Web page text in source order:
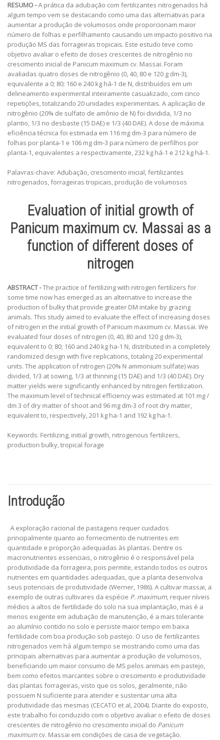
RESUMO -A prática da adubação com fertilizantes nitrogenados há
algum tempo vem se destacando como uma das alternativas para
aumentar a produção de volumosos onde proporcionam maior
número de folhas e perfilhamento causando um impacto positivo na
produção MS das forrageiras tropicais. Este estudo teve como
objetivo avaliar o efeito de doses crescentes de nitrogênio no
crescimento inicial de Panicum maximum cv. Massai. Foram
avaliadas quatro doses de nitrogênio (0, 40, 80 e 120 g dm-3),
equivalente a 0; 80; 160 e 240 kg há-1 de N, distribuídos em um
delineamento experimental inteiramente casualizado, com cinco
repetições, totalizando 20 unidades experimentais. A aplicação de
nitrogênio (20% de sulfato de amônio de N) foi dividida, 1/3 no
plantio, 1/3 no desbaste (15 DAE) e 1/3 (40 DAE). A dose de máxima
eficiência técnica foi estimada em 116 mg dm-3 para número de
folhas por planta-1 e 106 mg dm-3 para número de perfilhos por
planta-1, equivalentes a respectivamente, 232 kg há-1 e 212 kg há-1.
Palavras-chave: Adubação, crescimento inicial, fertilizantes
nitrogenados, forrageiras tropicais, produção de volumosos
Evaluation of initial growth of
Panicum maximum cv. Massai as a
function of different doses of
nitrogen
ABSTRACT -The practice of fertilizing with nitrogen fertilizers for
some time now has emerged as an alternative to increase the
production of bulky that provide greater DM intake by grazing
animals. This study aimed to evaluate the effect of increasing doses
of nitrogen in the initial growth of Panicum maximum cv. Massai. We
evaluated four doses of nitrogen (0, 40, 80 and 120 g dm-3),
equivalent to 0; 80; 160 and 240 kg ha-1 N, distributed in a completely
randomized design with five replications, totaling 20 experimental
units. The application of nitrogen (20% N ammonium sulfate) was
divided, 1/3 at sowing, 1/3 at thinning (15 DAE) and 1/3 (40 DAE). Dry
matter yields were significantly enhanced by nitrogen fertilization.
The maximum level of technical efficiency was estimated at 101 mg /
dm 3 of dry matter of shoot and 96 mg dm-3 of root dry matter,
equivalent to, respectively, 201 kg ha-1 and 192 kg ha-1.
Keywords: Fertilizing, initial growth, nitrogenous fertilizers,
production bulky, tropical forage
Introdução
A exploração racional de pastagens requer cuidados
principalmente quanto ao fornecimento de nutrientes em
quantidade e proporção adequadas às plantas. Dentre os
macronutrientes essenciais, o nitrogênio é o responsável pela
produtividade da forrageira, pois permite, estando todos os outros
nutrientes em quantidades adequadas, que a planta desenvolva
seus potenciais de produtividade (Werner, 1986). A cultivar massai, a
exemplo de outras cultivares da espécie P. maximum, requer níveis
médios a altos de fertilidade do solo na sua implantação, mas é a
menos exigente em adubação de manutenção, é a mais tolerante
ao alumínio contido no solo e persiste maior tempo em baixa
fertilidade com boa produção sob pastejo. O uso de fertilizantes
nitrogenados vem há algum tempo se mostrando como uma das
principais alternativas para aumentar a produção de volumosos,
beneficiando um maior consumo de MS pelos animais em pastejo,
bem como efeitos marcantes sobre o crescimento e produtividade
das plantas forrageiras, visto que os solos, geralmente, não
possuem N suficiente para atender e sustentar uma alta
produtividade das mesmas (CECATO et al, 2004). Diante do exposto,
este trabalho foi conduzido com o objetivo avaliar o efeito de doses
crescentes de nitrogênio no crescimento inicial do Panicum
maximumcv. Massai em condições de casa de vegetação.